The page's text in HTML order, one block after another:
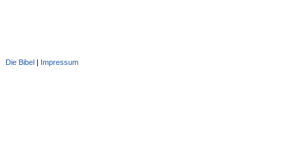
Die Bibel Impressum